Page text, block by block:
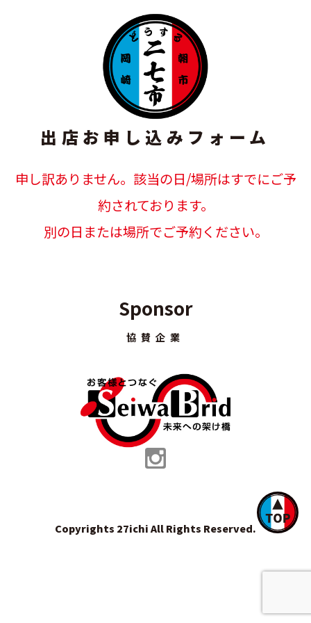
出店お申し込みフォーム
申し訳ありません。該当の日/場所はすでにご予
約されております。
別の日または場所でご予約ください。
Sponsor
協賛企業
Copyrights 27ichi All Rights Reserved.